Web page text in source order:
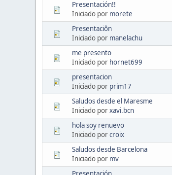
Presentación!!
Iniciado por morete
Presentaciôn
Iniciado por manelachu
me presento
Iniciado por hornet699
presentacion
Iniciado por prim17
Saludos desde el Maresme
Iniciado porxavi.bcn
hola soy renuevo
Iniciado porcroix
Saludos desde Barcelona
Iniciado por mv